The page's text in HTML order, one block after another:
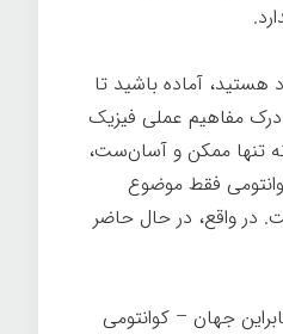
هستید، آماده باشید تا
مفاهیم عملی فیزیک
تنها ممکن و آسان‌ست،
فقط موضوع
در واقع، در حال حاضر
جهان – کوانتومی